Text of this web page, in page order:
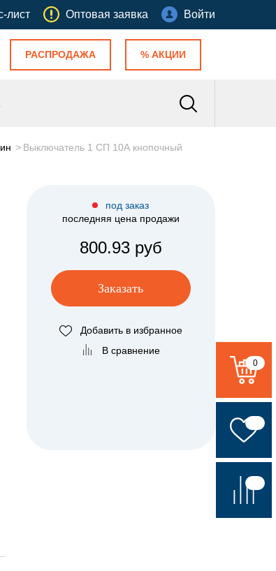
лист Оптовая заявка Войти
РАСПРОДАЖА % АКЦИИ
Выключатель 1 СП 10А кнопочный
под заказ
последняя цена продажи
800.93 руб
Заказать
Добавить в избранное
В сравнение
0